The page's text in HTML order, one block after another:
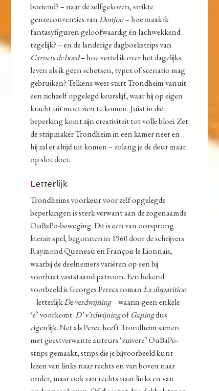
boeiend? – naar de zelfgekozen, strikte
genreconventies vanDonjon– hoe maak ik
fantasyfiguren geloofwaardig én lachwekkend
tegelijk? – en de landerige dagboekstrips van
Carnets de bord– hoe vertel ik over het dagelijks
leven als ik geen schetsen, typex of scenario mag
gebruiken? Telkens weer start Trondheim vanuit
een zichzelf opgelegd keurslijf, waar hij op eigen
kracht uit moet zien te komen. Juist in die
beperking komt zijn creativiteit tot volle bloei. Zet
de stripmaker Trondheim in een kamer neer en
hij zal er altijd uit komen – zolang je de deur maar
op slot doet.
Letterlijk
Trondheims voorkeur voor zelf opgelegde
beperkingen is sterk verwant aan de zogenaamde
OuBaPo-beweging. Dit is een van oorsprong
literair spel, begonnen in 1960 door de schrijvers
Raymond Queneau en François le Lionnais,
waarbij de deelnemers variëren op een bij
voorbaat vaststaand patroon. Een bekend
voorbeeld is Georges Perecs romanLa disparition
– letterlijkDe verdwijning– waarin geen enkele
‘e’ voorkomt:D’ v’rdwijningofGapingdus
eigenlijk. Net als Perec heeft Trondheim samen
met geestverwante auteurs ‘zuivere’ OuBaPo-
strips gemaakt, strips die je bijvoorbeeld kunt
lezen van links naar rechts en van boven naar
onder, maar ook van rechts naar links en van